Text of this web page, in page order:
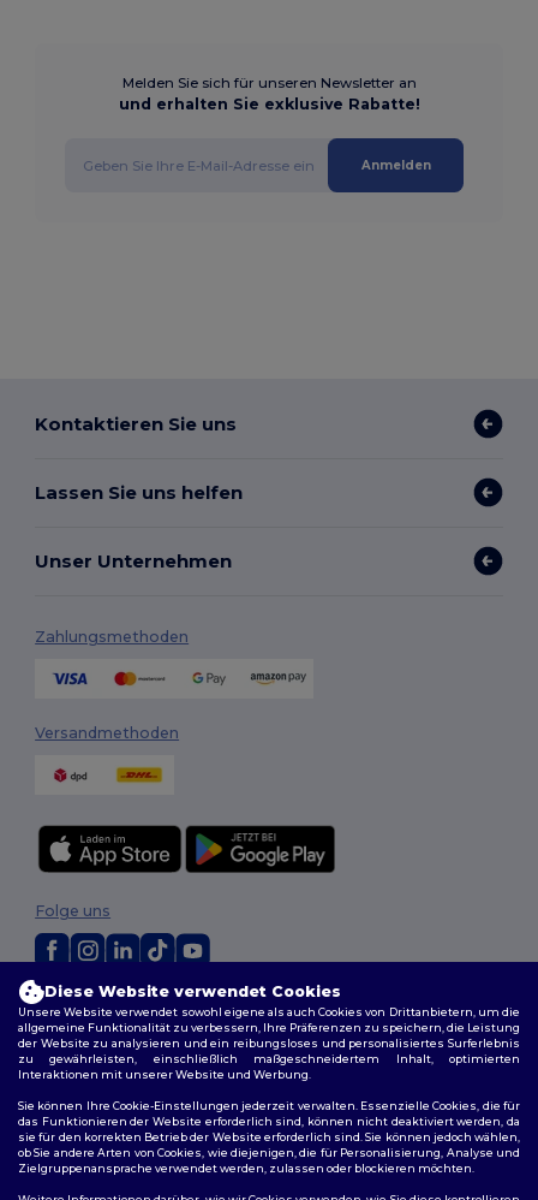
Melden Sie sich für unseren Newsletter an
und erhalten Sie exklusive Rabatte!
Anmelden
Kontaktieren Sie uns
Lassen Sie uns helfen
Unser Unternehmen
Zahlungsmethoden
Versandmethoden
2026. Alle Rechte vorbehalten
Allgemeine Geschäftsbedingungen|Personalisierungsrichtlinien|
Datenschutzbestimmungen| Cookie-Richtlinie|Site Map
Folge uns
Diese Website verwendet Cookies
Unsere Website verwendet sowohl eigene als auch Cookies von Drittanbietern, um die
allgemeine Funktionalität zu verbessern, Ihre Präferenzen zu speichern, die Leistung
der Website zu analysieren und ein reibungsloses und personalisiertes Surferlebnis
zu gewährleisten, einschließlich maßgeschneidertem Inhalt, optimierten
Interaktionen mit unserer Website und Werbung.
Sie können Ihre Cookie-Einstellungen jederzeit verwalten. Essenzielle Cookies, die für
das Funktionieren der Website erforderlich sind, können nicht deaktiviert werden, da
sie für den korrekten Betrieb der Website erforderlich sind. Sie können jedoch wählen,
ob Sie andere Arten von Cookies, wie diejenigen, die für Personalisierung, Analyse und
Zielgruppenansprache verwendet werden, zulassen oder blockieren möchten.